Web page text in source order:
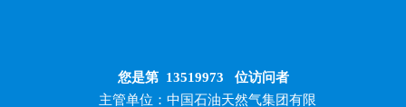
您是第 13519973 位访问者
主管单位：中国石油天然气集团有限